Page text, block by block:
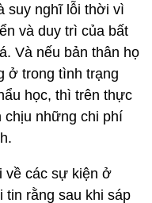
suy nghĩ lỗi thời vì
và duy trì của bất
Và nếu bản thân họ
ở trong tình trạng
học, thì trên thực
chịu những chi phí
về các sự kiện ở
tin rằng sau khi sáp